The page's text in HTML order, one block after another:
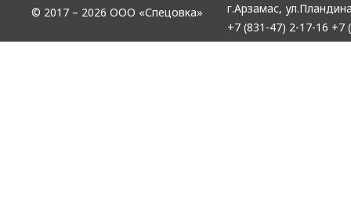
© 2017 – 2026 ООО «Спецовка» г.Арзамас,
+7 (831-47) 2-17-16 +7